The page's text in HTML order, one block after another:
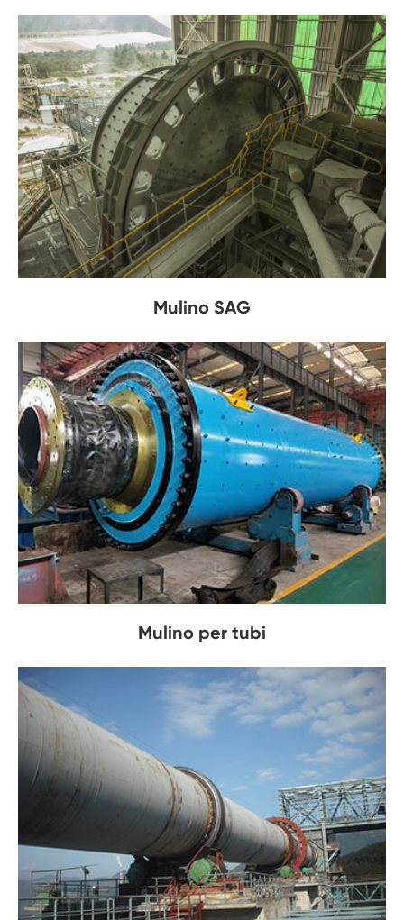
Mulino SAG
Mulino per tubi